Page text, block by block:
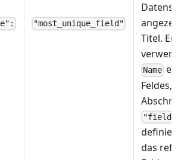
"most_unique_field"
Titel. Er
Name
Feldes,
das